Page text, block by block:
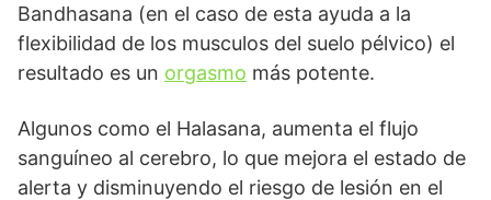
Bandhasana (en el caso de esta ayuda a la
flexibilidad de los musculos del suelo pélvico) el
resultado es un orgasmo más potente.
Algunos como el Halasana, aumenta el flujo
sanguíneo al cerebro, lo que mejora el estado de
alerta y disminuyendo el riesgo de lesión en el